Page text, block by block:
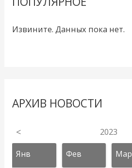
Извините. Данных пока нет.
АРХИВ НОВОСТИ
< 2023
Янв Фев Мар